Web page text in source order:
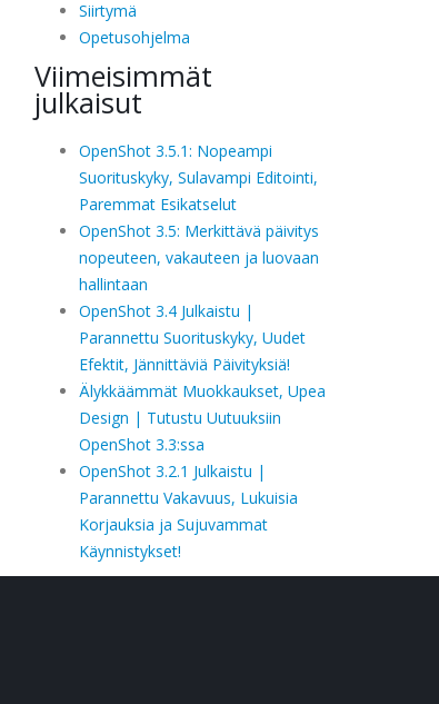
Siirtymä
Opetusohjelma
Viimeisimmät
julkaisut
OpenShot 3.5.1: Nopeampi
Suorituskyky, Sulavampi Editointi,
Paremmat Esikatselut
OpenShot 3.5: Merkittävä päivitys
nopeuteen, vakauteen ja luovaan
hallintaan
OpenShot 3.4 Julkaistu |
Parannettu Suorituskyky, Uudet
Efektit, Jännittäviä Päivityksiä!
Älykkäämmät Muokkaukset, Upea
Design | Tutustu Uutuuksiin
OpenShot 3.3:ssa
OpenShot 3.2.1 Julkaistu |
Parannettu Vakavuus, Lukuisia
Korjauksia ja Sujuvammat
Käynnistykset!